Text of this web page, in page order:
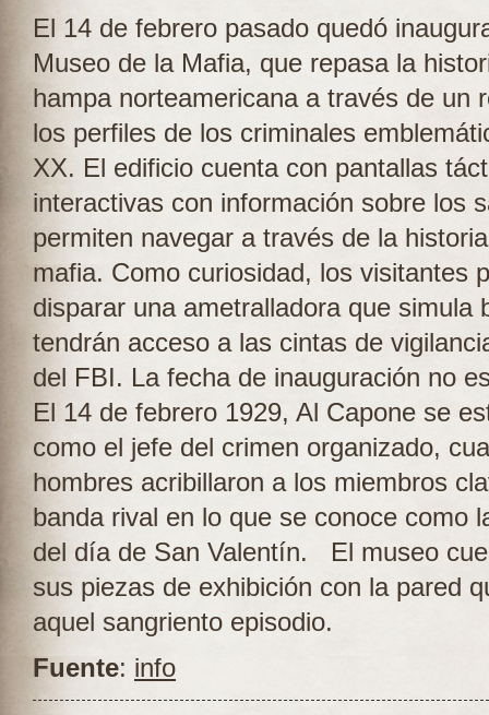
El 14 de febrero pasado quedó
Museo de la Mafia, que repasa la
hampa norteamericana a través de un
los perfiles de los criminales
XX. El edificio cuenta con pantallas
interactivas con información sobre los
permiten navegar a través de la
mafia. Como curiosidad, los visitantes
disparar una ametralladora que simula
tendrán acceso a las cintas de
del FBI. La fecha de inauguración no
El 14 de febrero 1929, Al Capone se
como el jefe del crimen organizado,
hombres acribillaron a los miembros
banda rival en lo que se conoce como
del día de San Valentín. El museo
sus piezas de exhibición con la pared
aquel sangriento episodio.
Fuente: info